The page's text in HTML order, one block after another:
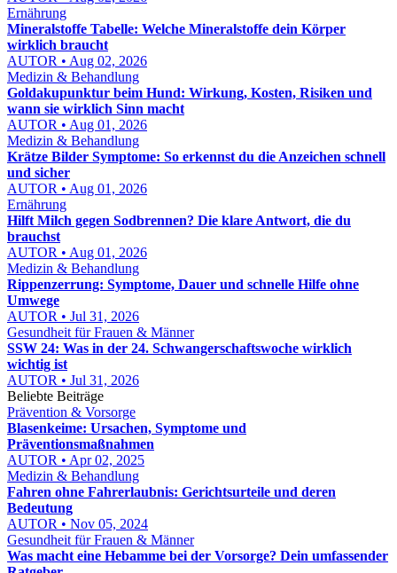
Ernährung
Mineralstoffe Tabelle: Welche Mineralstoffe dein Körper
wirklich braucht
AUTOR • Aug 02, 2026
Medizin & Behandlung
Goldakupunktur beim Hund: Wirkung, Kosten, Risiken und
wann sie wirklich Sinn macht
AUTOR • Aug 01, 2026
Medizin & Behandlung
Krätze Bilder Symptome: So erkennst du die Anzeichen schnell
und sicher
AUTOR • Aug 01, 2026
Ernährung
Hilft Milch gegen Sodbrennen? Die klare Antwort, die du
brauchst
AUTOR • Aug 01, 2026
Medizin & Behandlung
Rippenzerrung: Symptome, Dauer und schnelle Hilfe ohne
Umwege
AUTOR • Jul 31, 2026
Gesundheit für Frauen & Männer
SSW 24: Was in der 24. Schwangerschaftswoche wirklich
wichtig ist
AUTOR • Jul 31, 2026
Beliebte Beiträge
Prävention & Vorsorge
Blasenkeime: Ursachen, Symptome und
Präventionsmaßnahmen
AUTOR • Apr 02, 2025
Medizin & Behandlung
Fahren ohne Fahrerlaubnis: Gerichtsurteile und deren
Bedeutung
AUTOR • Nov 05, 2024
Gesundheit für Frauen & Männer
Was macht eine Hebamme bei der Vorsorge? Dein umfassender